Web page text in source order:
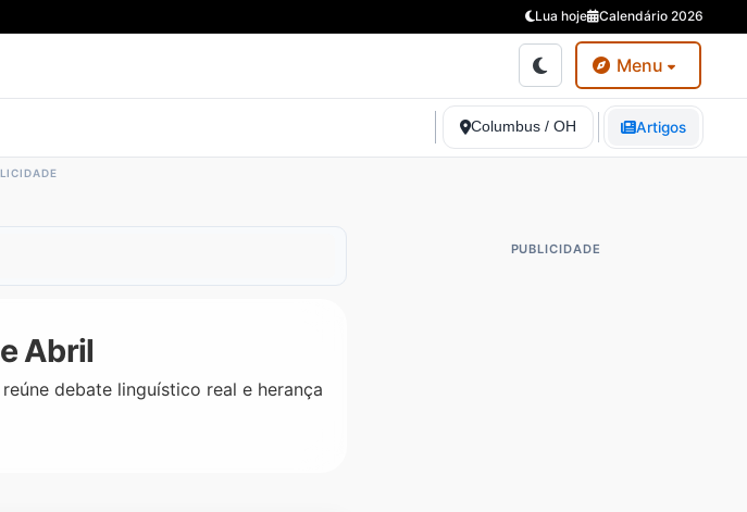
Lua hoje Calendário 2026
Menu
Columbus / OH Artigos
Abril
debate linguístico real e herança
PUBLICIDADE